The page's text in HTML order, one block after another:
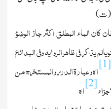
(ت)
کان الماء المطلق اکثر جاز الوضوء
یذکر فی ظاھر الروایہ وفی البدائع
[1]اھ وعبارۃ الدرر والمستخرج من
[2]اھ